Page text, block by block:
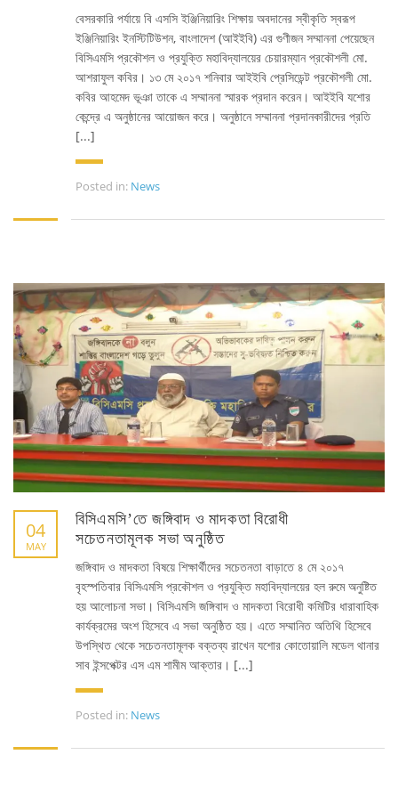
বেসরকারি পর্যায়ে বি এসসি ইঞ্জিনিয়ারিং শিক্ষায় অবদানের স্বীকৃতি স্বরূপ
ইঞ্জিনিয়ারিং ইনস্টিটিউশন, বাংলাদেশ (আইইবি) এর গুণীজন সম্মাননা পেয়েছেন
বিসিএমসি প্রকৌশল ও প্রযুক্তি মহাবিদ্যালয়ের চেয়ারম্যান প্রকৌশলী মো.
আশরাফুল কবির। ১৩ মে ২০১৭ শনিবার আইইবি প্রেসিডেন্ট প্রকৌশলী মো.
কবির আহমেদ ভূঞা তাকে এ সম্মাননা স্মারক প্রদান করেন। আইইবি যশোর
কেন্দ্রে এ অনুষ্ঠানের আয়োজন করে। অনুষ্ঠানে সম্মাননা প্রদানকারীদের প্রতি
[...]
Posted in: News
04
MAY
বিসিএমসি’তে জঙ্গিবাদ ও মাদকতা বিরোধী
সচেতনতামূলক সভা অনুষ্ঠিত
জঙ্গিবাদ ও মাদকতা বিষয়ে শিক্ষার্থীদের সচেতনতা বাড়াতে ৪ মে ২০১৭
বৃহস্পতিবার বিসিএমসি প্রকৌশল ও প্রযুক্তি মহাবিদ্যালয়ের হল রুমে অনুষ্টিত
হয় আলোচনা সভা। বিসিএমসি জঙ্গিবাদ ও মাদকতা বিরোধী কমিটির ধারাবাহিক
কার্যক্রমের অংশ হিসেবে এ সভা অনুষ্ঠিত হয়। এতে সম্মানিত অতিথি হিসেবে
উপস্থিত থেকে সচেতনতামূলক বক্তব্য রাখেন যশোর কোতোয়ালি মডেল থানার
সাব ইন্সপেক্টর এস এম শামীম আক্তার। [...]
Posted in: News
FACEBOOK PRIMARY PAGE
FACEBOOK SECONDARY PAGE
Ministry of Education
University of Rajshahi
Directorate of Technical Education
Directorate of Secondary and Higher Education
Bangladesh Technical Education Board, Dhaka
Skills and Training Enhancement Project (STEP)
CONTACT US
Dhaka Road, Barandi BCMC
College Para, Jessore-7400,
Bangladesh
+88-01711-844881, +88-01711-
844882, +88-01711-067687, +88-
01712-910255, +88-01752-
260408, +88-01752-260409
+880-24777-64103, 68104
bcmccrm@gmail.com